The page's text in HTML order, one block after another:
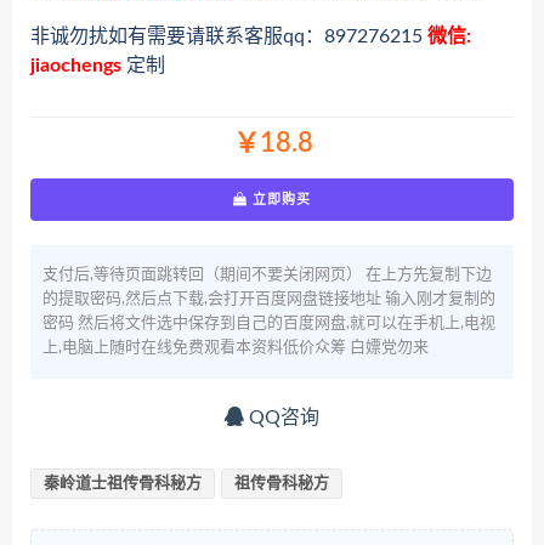
非诚勿扰如有需要请联系客服qq：897276215 微信:
jiaochengs 定制
￥18.8
立即购买
支付后,等待页面跳转回（期间不要关闭网页） 在上方先复制下边
的提取密码,然后点下载,会打开百度网盘链接地址 输入刚才复制的
密码 然后将文件选中保存到自己的百度网盘,就可以在手机上,电视
上,电脑上随时在线免费观看本资料低价众筹 白嫖党勿来
QQ咨询
秦岭道士祖传骨科秘方 祖传骨科秘方